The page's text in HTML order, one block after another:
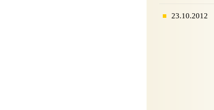
23.10.2012